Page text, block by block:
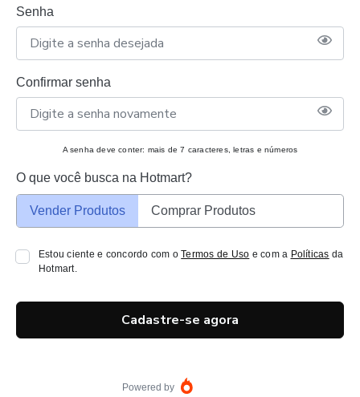
Senha
Confirmar senha
A senha deve conter: mais de 7 caracteres, letras e números
O que você busca na Hotmart?
Vender Produtos Comprar Produtos
Estou ciente e concordo com oTermos de Uso e com a Políticas da
Hotmart.
Cadastre-se agora
Powered by